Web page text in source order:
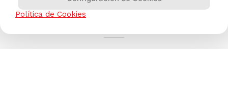
Política de Cookies